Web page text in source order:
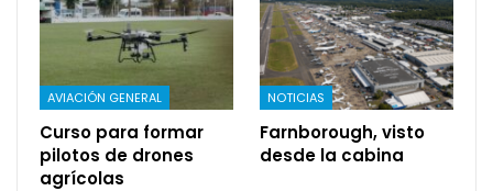
AVIACIÓN GENERAL
Curso para formar
pilotos de drones
agrícolas
NOTICIAS
Farnborough, visto
desde la cabina